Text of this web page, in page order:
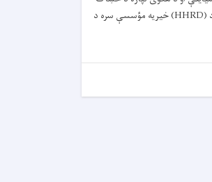
(
HHRD) خیریه مؤسسې سره د